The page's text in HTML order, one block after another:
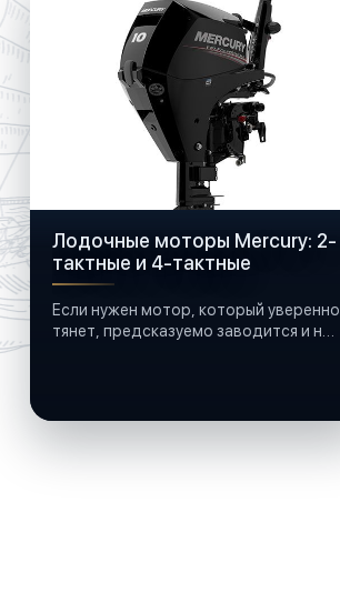
Лодочные моторы Mercury: 2-
тактные и 4-тактные
Если нужен мотор, который уверенно
тянет, предсказуемо заводится и не